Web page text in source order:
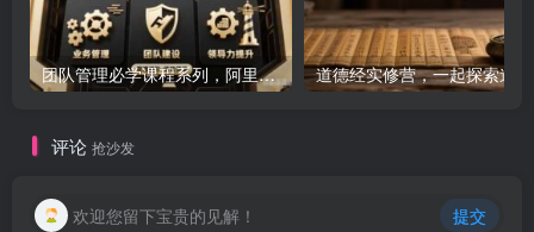
团队管理必学课程系列，阿里巴巴“腿部三板斧”
评论 抢沙发
欢迎您留下宝贵的见解！ 提交